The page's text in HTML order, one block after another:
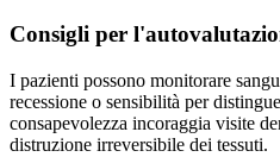
Consigli per
I pazienti possono monitorare
recessione o sensibilità per
consapevolezza incoraggia visite
distruzione irreversibile dei tessuti.